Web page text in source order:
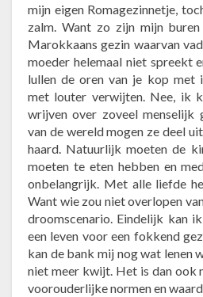
mijn eigen Romagezinnetje,
zalm. Want zo zijn mijn
Marokkaans gezin waarvan
moeder helemaal niet spreekt
lullen de oren van je kop met
met louter verwijten. Nee, ik
wrijven over zoveel menselijk
van de wereld mogen ze deel
haard. Natuurlijk moeten de
moeten te eten hebben en
onbelangrijk. Met alle liefde
Want wie zou niet overlopen
droomscenario. Eindelijk kan
een leven voor een fokkend
kan de bank mij nog wat lenen
niet meer kwijt. Het is dan ook
voorouderlijke normen en